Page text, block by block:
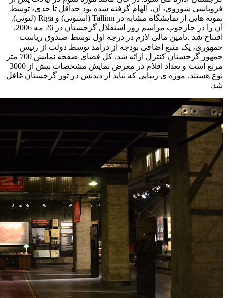
فروپاشی شوروی، آن، الهام گرفته شده بود حداقل تا حدی، توسط
نمونه هایی از نمایشگاه مشابه در Tallinn (استونی) و Riga (لتونی).
آن را در چارچوب مراسم روز استقلال گرجستان در 26 مه 2006.
افتتاح شد .تامین مالی لازم در درجه اول توسط صندوق ریاست
جمهوری، یک منبع اضافی بودجه از درآمد توسط دولت از رئیس
جمهور گرجستان کنترل ارائه شد. کل فضای صفحه نمایش 700 متر
مربع است و تعداد اقلام در معرض نمایش مشخصات بیش از 3000
نوع هستند. موزه ی زیبایی که نباید از دیدنش در تور گرجستان غافل
شد.